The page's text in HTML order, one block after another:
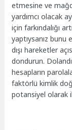
etmesine ve
yardımcı olacak
için farkındalığı
yaptıysanız bunu
dışı hareketler
dondurun.
hesapların
faktörlü kimlik
potansiyel olarak